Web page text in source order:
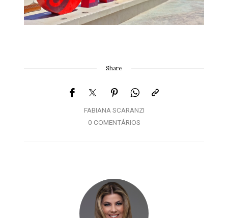
Share
FABIANA SCARANZI
0 COMENTÁRIOS